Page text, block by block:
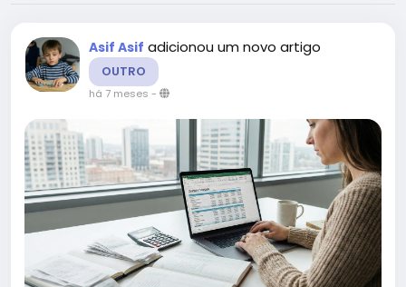
Asif Asif adicionou um novo artigo
OUTRO
há 7 meses -